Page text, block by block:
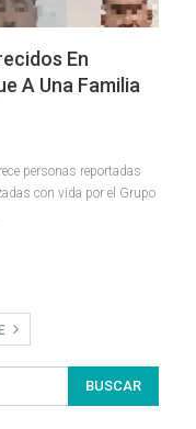
En
A Una Familia
personas reportadas
con vida por el Grupo